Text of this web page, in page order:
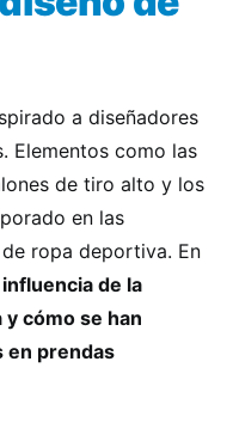
a diseñadores
Elementos como las
de tiro alto y los
en las
ropa deportiva. En
de la
cómo se han
en prendas